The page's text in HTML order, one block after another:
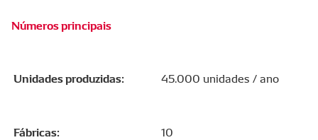
Números principais
Unidades produzidas: 45.000 unidades / ano
Fábricas: 10